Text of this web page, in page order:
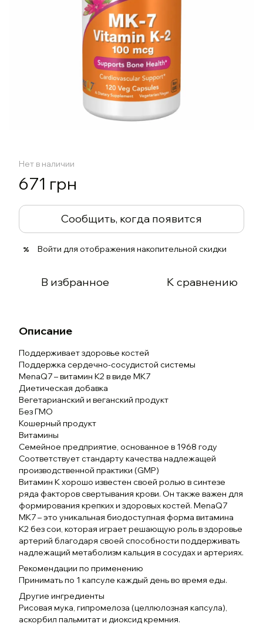
Нет в наличии
671 грн
Сообщить, когда появится
% Войти для отображения накопительной скидки
В избранное К сравнению
Описание
Поддерживает здоровье костей
Поддержка сердечно-сосудистой системы
MenaQ7 – витамин K2 в виде MK7
Диетическая добавка
Вегетарианский и веганский продукт
Без ГМО
Кошерный продукт
Витамины
Семейное предприятие, основанное в 1968 году
Соответствует стандарту качества надлежащей
производственной практики (GMP)
Витамин К хорошо известен своей ролью в синтезе
ряда факторов свертывания крови. Он также важен для
формирования крепких и здоровых костей. MenaQ7
MK7 – это уникальная биодоступная форма витамина
К2 без сои, которая играет решающую роль в здоровье
артерий благодаря своей способности поддерживать
надлежащий метаболизм кальция в сосудах и артериях.
Рекомендации по применению
Принимать по 1 капсуле каждый день во время еды.
Другие ингредиенты
Рисовая мука, гипромелоза (целлюлозная капсула),
аскорбил пальмитат и диоксид кремния.